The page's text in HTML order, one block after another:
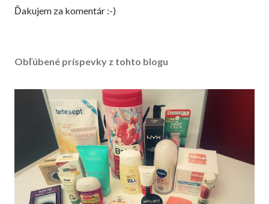
Z
e
n
o
m
Ďakujem za komentár :-)
Obľúbené príspevky z tohto blogu